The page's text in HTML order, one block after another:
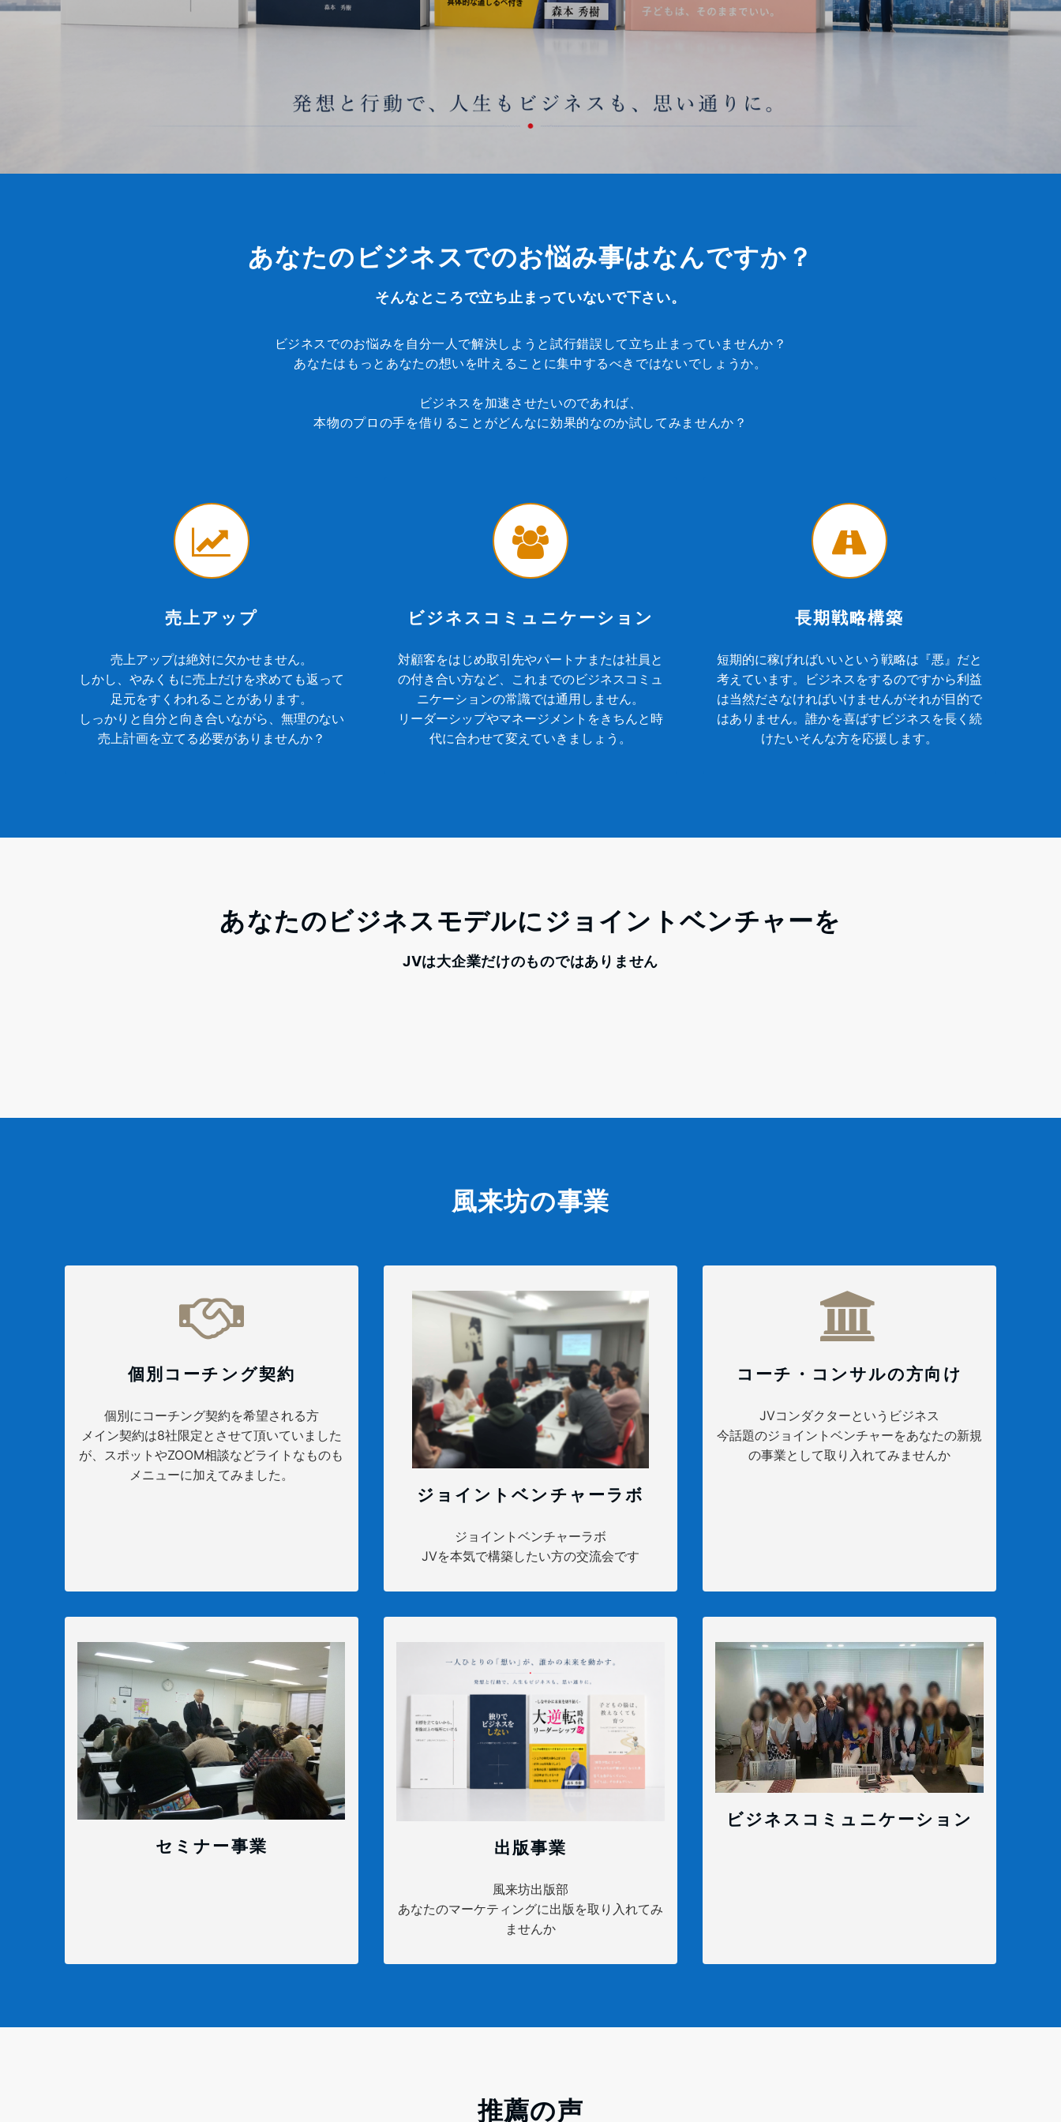
あなたのビジネスでのお悩み事はなんですか？
ビジネスでのお悩みを自分一人で解決しようと試行錯誤して立ち止まっていませんか？
あなたはもっとあなたの想いを叶えることに集中するべきではないでしょうか。
ビジネスを加速させたいのであれば、
本物のプロの手を借りることがどんなに効果的なのか試してみませんか？
売上アップ
売上アップは絶対に欠かせません。
しかし、やみくもに売上だけを求めても返って
足元をすくわれることがあります。
しっかりと自分と向き合いながら、無理のない
売上計画を立てる必要がありませんか？
ビジネスコミュニケーション
対顧客をはじめ取引先やパートナまたは社員と
の付き合い方など、これまでのビジネスコミュ
ニケーションの常識では通用しません。
リーダーシップやマネージメントをきちんと時
代に合わせて変えていきましょう。
長期戦略構築
短期的に稼げればいいという戦略は『悪』だと
考えています。ビジネスをするのですから利益
は当然ださなければいけませんがそれが目的で
はありません。誰かを喜ばすビジネスを長く続
けたいそんな方を応援します。
あなたのビジネスモデルにジョイントベンチャーを
風来坊の事業
個別コーチング契約
個別にコーチング契約を希望される方
メイン契約は8社限定とさせて頂いていました
が、スポットやZOOM相談などライトなものも
メニューに加えてみました。
ジョイントベンチャーラボ
ジョイントベンチャーラボ
JVを本気で構築したい方の交流会です
コーチ・コンサルの方向け
JVコンダクターというビジネス
今話題のジョイントベンチャーをあなたの新規
の事業として取り入れてみませんか
セミナー事業 出版事業
風来坊出版部
あなたのマーケティングに出版を取り入れてみ
ませんか
ビジネスコミュニケーション
推薦の声